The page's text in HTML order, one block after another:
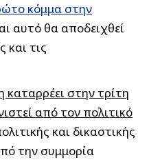
κόμμα στην
αυτό θα αποδειχθεί
και τις
στην τρίτη
από τον πολιτικό
και δικαστικής
την συμμορία